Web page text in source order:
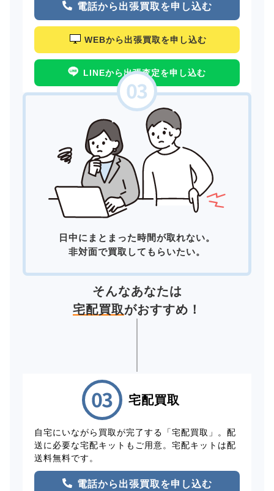
電話から出張買取を申し込む
WEBから出張買取を申し込む
LINEから出張査定を申し込む
日中にまとまった時間が取れない。
非対面で買取してもらいたい。
そんなあなたは
宅配買取がおすすめ！
宅配買取
自宅にいながら買取が完了する「宅配買取」。配
送に必要な宅配キットもご用意。宅配キットは配
送料無料です。
電話から出張買取を申し込む